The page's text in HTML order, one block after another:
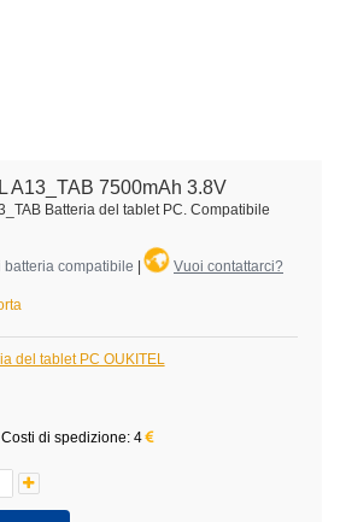
A13_TAB 7500mAh 3.8V
Batteria del tablet PC. Compatibile
batteria compatibile Vuoi contattarci?
del tablet PC OUKITEL
Costi di spedizione: 4